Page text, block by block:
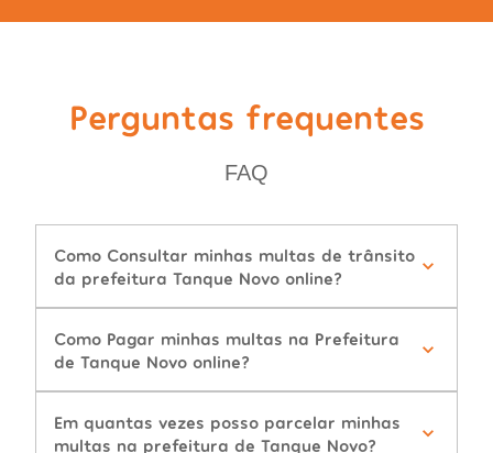
Perguntas frequentes
FAQ
Como Consultar minhas multas de trânsito
da prefeitura Tanque Novo online?
Como Pagar minhas multas na Prefeitura
de Tanque Novo online?
Em quantas vezes posso parcelar minhas
multas na prefeitura de Tanque Novo?